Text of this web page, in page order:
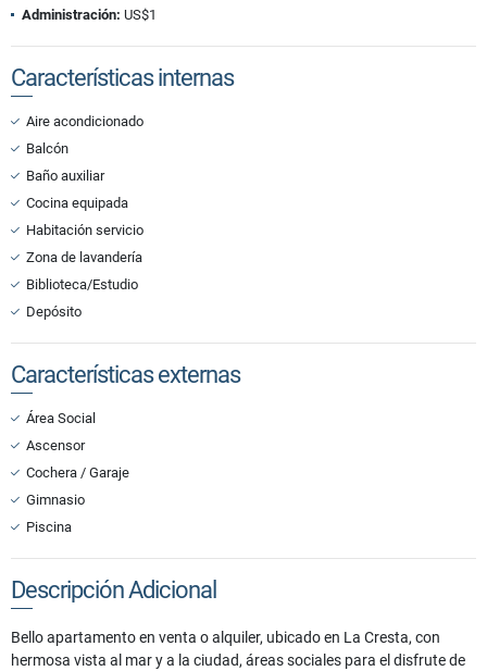
Administración: US$1
Características internas
Aire acondicionado
Balcón
Baño auxiliar
Cocina equipada
Habitación servicio
Zona de lavandería
Biblioteca/Estudio
Depósito
Características externas
Área Social
Ascensor
Cochera / Garaje
Gimnasio
Piscina
Descripción Adicional
Bello apartamento en venta o alquiler, ubicado en La Cresta, con
hermosa vista al mar y a la ciudad, áreas sociales para el disfrute de